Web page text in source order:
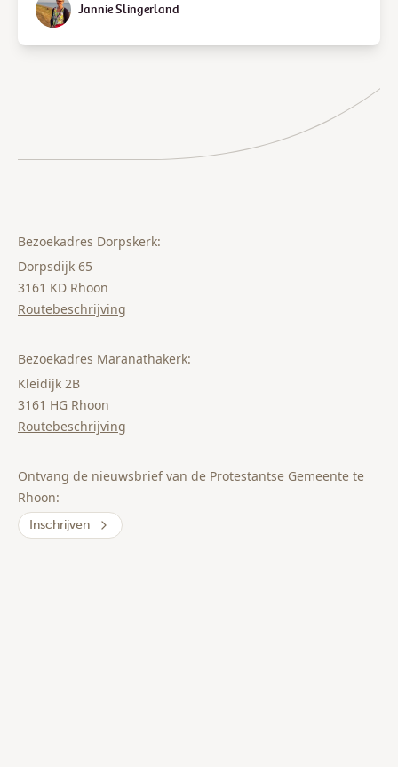
Jannie Slingerland
Bezoekadres Dorpskerk:
Dorpsdijk 65
3161 KD Rhoon
Routebeschrijving
Ontvang de nieuwsbrief van de Protestantse Gemeente te
Rhoon:
Inschrijven
Bezoekadres Maranathakerk:
Kleidijk 2B
3161 HG Rhoon
Routebeschrijving